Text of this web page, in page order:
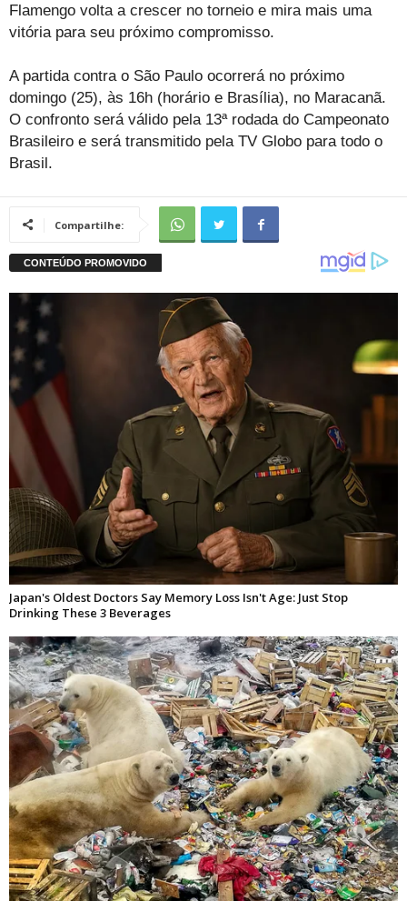
Flamengo volta a crescer no torneio e mira mais uma
vitória para seu próximo compromisso.
A partida contra o São Paulo ocorrerá no próximo
domingo (25), às 16h (horário e Brasília), no Maracanã.
O confronto será válido pela 13ª rodada do Campeonato
Brasileiro e será transmitido pela TV Globo para todo o
Brasil.
Compartilhe: